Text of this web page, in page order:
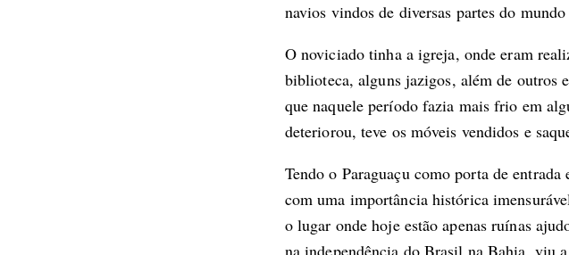
navios vindos de diversas partes do
O noviciado tinha a igreja, onde eram
biblioteca, alguns jazigos, além de outros
que naquele período fazia mais frio em
deteriorou, teve os móveis vendidos e
Tendo o Paraguaçu como porta de entrada
com uma importância histórica
o lugar onde hoje estão apenas ruínas
na independência do Brasil na Bahia, viu a